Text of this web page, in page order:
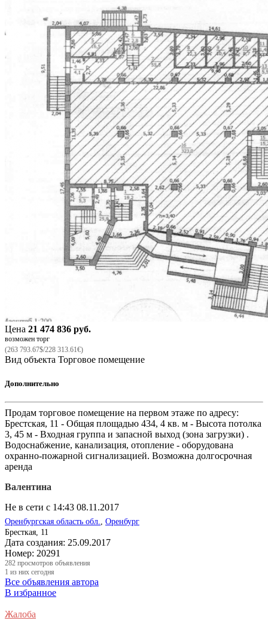
Цена 21 474 836 руб.
возможен торг
(263 793.67$/228 313.61€)
Вид объекта Торговое помещение
Дополнительно
Продам торговое помещение на первом этаже по адресу:
Брестская, 11 - Общая площадью 434, 4 кв. м - Высота потолка
3, 45 м - Входная группа и запасной выход (зона загрузки) .
Водоснабжение, канализация, отопление - оборудована
охранно-пожарной сигнализацией. Возможна долгосрочная
аренда
Валентина
Не в сети с 14:43 08.11.2017
Оренбургская область обл.
Оренбург
Бресткая, 11
Дата создания: 25.09.2017
Номер: 20291
282 просмотров объявления
1 из них сегодня
Все объявления автора
В избранное
Жалоба